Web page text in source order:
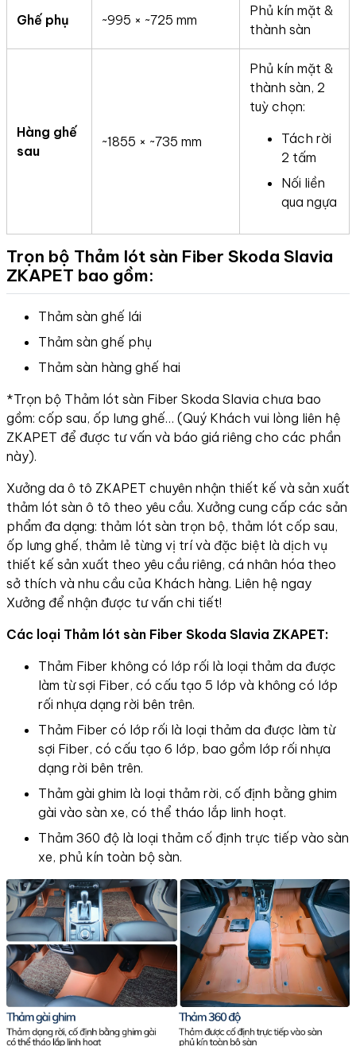
Ghế phụ ~995 × ~725 mm
Phủ kín mặt &
thành sàn
Hàng ghế
sau
~1855 × ~735 mm
Phủ kín mặt &
thành sàn, 2
tuỳ chọn:
Tách rời
2 tấm
Nối liền
qua ngựa
Trọn bộ Thảm lót sàn Fiber Skoda Slavia
ZKAPET bao gồm:
Thảm sàn ghế lái
Thảm sàn ghế phụ
Thảm sàn hàng ghế hai
*Trọn bộ Thảm lót sàn Fiber Skoda Slavia chưa bao
gồm: cốp sau, ốp lưng ghế… (Quý Khách vui lòng liên hệ
ZKAPET để được tư vấn và báo giá riêng cho các phần
này).
Xưởng da ô tô ZKAPET chuyên nhận thiết kế và sản xuất
thảm lót sàn ô tô theo yêu cầu. Xưởng cung cấp các sản
phẩm đa dạng: thảm lót sàn trọn bộ, thảm lót cốp sau,
ốp lưng ghế, thảm lẻ từng vị trí và đặc biệt là dịch vụ
thiết kế sản xuất theo yêu cầu riêng, cá nhân hóa theo
sở thích và nhu cầu của Khách hàng. Liên hệ ngay
Xưởng để nhận được tư vấn chi tiết!
Các loại Thảm lót sàn Fiber Skoda Slavia ZKAPET:
Thảm Fiber không có lớp rối là loại thảm da được
làm từ sợi Fiber, có cấu tạo 5 lớp và không có lớp
rối nhựa dạng rời bên trên.
Thảm Fiber có lớp rối là loại thảm da được làm từ
sợi Fiber, có cấu tạo 6 lớp, bao gồm lớp rối nhựa
dạng rời bên trên.
Thảm gài ghim là loại thảm rời, cố định bằng ghim
gài vào sàn xe, có thể tháo lắp linh hoạt.
Thảm 360 độ là loại thảm cố định trực tiếp vào sàn
xe, phủ kín toàn bộ sàn.